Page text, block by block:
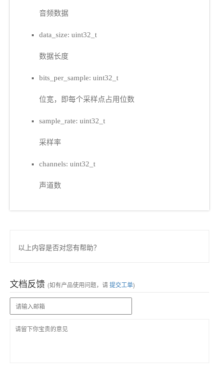
音频数据
data_size: uint32_t
数据长度
bits_per_sample: uint32_t
位宽，即每个采样点占用位数
sample_rate: uint32_t
采样率
channels: uint32_t
声道数
以上内容是否对您有帮助？
文档反馈 (如有产品使用问题，请提交工单)